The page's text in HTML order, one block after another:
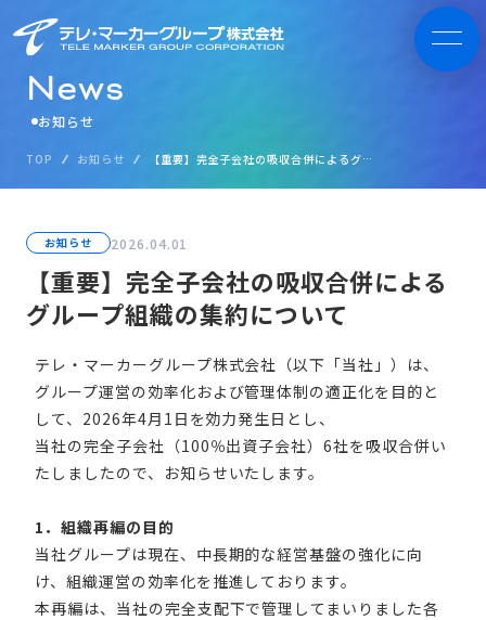
News
お知らせ
TOP お知らせ 【重要】完全子会社の吸収合併によるグループ組織の集約について
お知らせ 2026.04.01
【重要】完全子会社の吸収合併による
グループ組織の集約について
テレ・マーカーグループ株式会社（以下「当社」）は、
グループ運営の効率化および管理体制の適正化を目的と
して、2026年4月1日を効力発生日とし、
当社の完全子会社（100％出資子会社）6社を吸収合併い
たしましたので、お知らせいたします。
1．組織再編の目的
当社グループは現在、中長期的な経営基盤の強化に向
け、組織運営の効率化を推進しております。
本再編は、当社の完全支配下で管理してまいりました各